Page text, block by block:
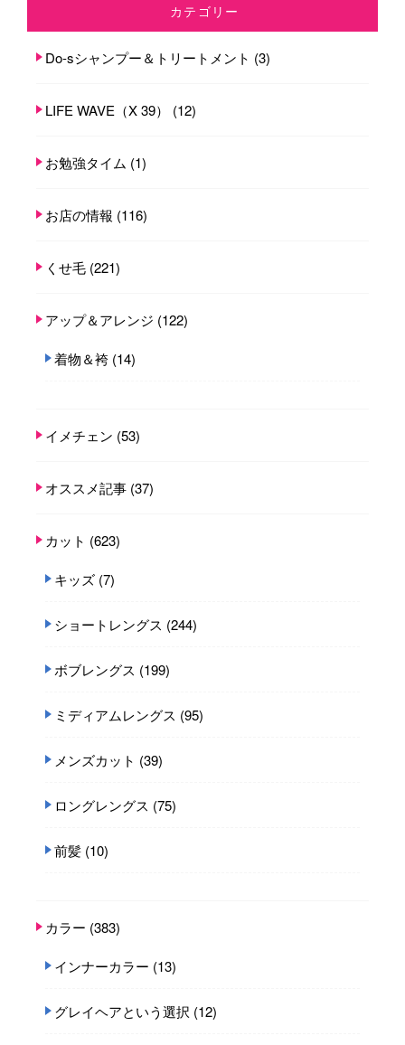
カテゴリー
Do-sシャンプー＆トリートメント (3)
LIFE WAVE（X 39） (12)
お勉強タイム (1)
お店の情報 (116)
くせ毛 (221)
アップ＆アレンジ (122)
着物＆袴 (14)
イメチェン (53)
オススメ記事 (37)
カット (623)
キッズ (7)
ショートレングス (244)
ボブレングス (199)
ミディアムレングス (95)
メンズカット (39)
ロングレングス (75)
前髪 (10)
カラー (383)
インナーカラー (13)
グレイヘアという選択 (12)